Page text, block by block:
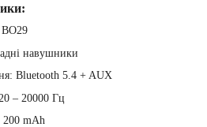
навушники
Bluetooth 5.4 + AUX
– 20000 Гц
200 mAh